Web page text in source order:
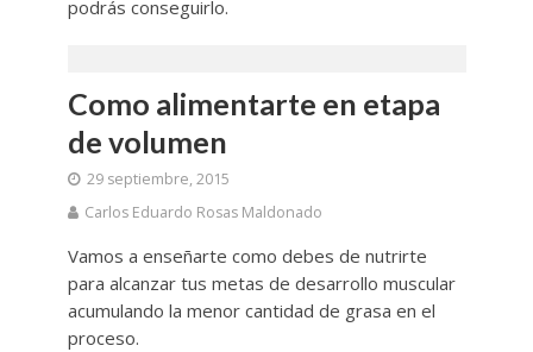
podrás conseguirlo.
Como alimentarte en etapa
de volumen
29 septiembre, 2015
Carlos Eduardo Rosas Maldonado
Vamos a enseñarte como debes de nutrirte
para alcanzar tus metas de desarrollo muscular
acumulando la menor cantidad de grasa en el
proceso.